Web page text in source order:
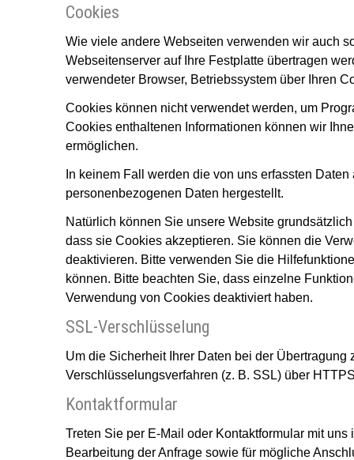
Cookies
Wie viele andere Webseiten verwenden wir auch
Webseitenserver auf Ihre Festplatte übertragen
verwendeter Browser, Betriebssystem über Ihren
Cookies können nicht verwendet werden, um
Cookies enthaltenen Informationen können wir
ermöglichen.
In keinem Fall werden die von uns erfassten
personenbezogenen Daten hergestellt.
Natürlich können Sie unsere Website
dass sie Cookies akzeptieren. Sie können die
deaktivieren. Bitte verwenden Sie die
können. Bitte beachten Sie, dass einzelne
Verwendung von Cookies deaktiviert haben.
SSL-Verschlüsselung
Um die Sicherheit Ihrer Daten bei der
Verschlüsselungsverfahren (z. B. SSL) über
Kontaktformular
Treten Sie per E-Mail oder Kontaktformular mit
Bearbeitung der Anfrage sowie für mögliche